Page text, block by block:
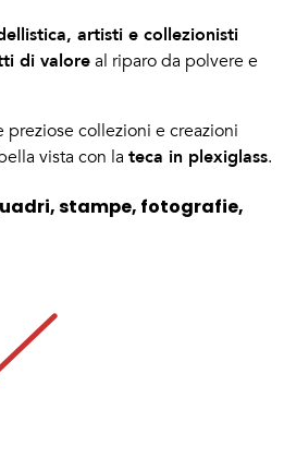
artisti e collezionisti
di valore al riparo da polvere e
collezioni e creazioni
vista con la teca in plexiglass.
stampe, fotografie,